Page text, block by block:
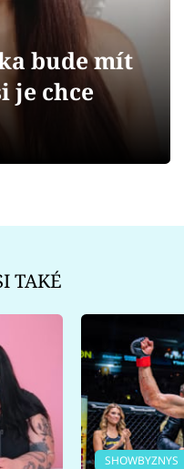
bude mít
je chce
TAKÉ
SHOWBYZNYS